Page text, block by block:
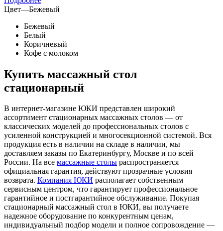
Цвет—Бежевый
Бежевый
Белый
Коричневый
Кофе с молоком
Купить массажный стол
стационарный
В интернет-магазине ЮКИ представлен широкий
ассортимент стационарных массажных столов — от
классических моделей до профессиональных столов с
усиленной конструкцией и многосекционной системой. Вся
продукция есть в наличии на складе в наличии, мы
доставляем заказы по Екатеринбургу, Москве и по всей
России. На все массажные столы распространяется
официальная гарантия, действуют прозрачные условия
возврата. Компания ЮКИ располагает собственным
сервисным центром, что гарантирует профессиональное
гарантийное и постгарантийное обслуживание. Покупая
стационарный массажный стол в ЮКИ, вы получаете
надежное оборудование по конкурентным ценам,
индивидуальный подбор модели и полное сопровождение —